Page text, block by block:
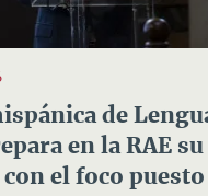
de
en la RAE
el foco puesto